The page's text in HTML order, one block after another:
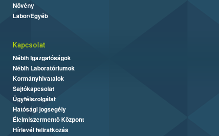
Növény
Labor/Egyéb
Kapcsolat
Nébih Igazgatóságok
Nébih Laboratóriumok
Kormányhivatalok
Sajtókapcsolat
Ügyfélszolgálat
Hatósági jogsegély
Élelmiszermentő Központ
Hírlevél feliratkozás